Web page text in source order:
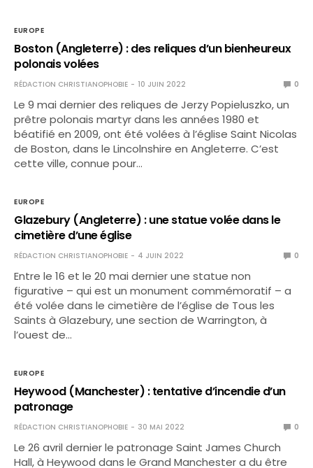
EUROPE
Boston (Angleterre) : des reliques d’un bienheureux
polonais volées
RÉDACTION CHRISTIANOPHOBIE 10 JUIN 2022 0
Le 9 mai dernier des reliques de Jerzy Popieluszko, un
prêtre polonais martyr dans les années 1980 et
béatifié en 2009, ont été volées à l’église Saint Nicolas
de Boston, dans le Lincolnshire en Angleterre. C’est
cette ville, connue pour…
EUROPE
Glazebury (Angleterre) : une statue volée dans le
cimetière d’une église
RÉDACTION CHRISTIANOPHOBIE 4 JUIN 2022 0
Entre le 16 et le 20 mai dernier une statue non
figurative – qui est un monument commémoratif – a
été volée dans le cimetière de l’église de Tous les
Saints à Glazebury, une section de Warrington, à
l’ouest de…
EUROPE
Heywood (Manchester) : tentative d’incendie d’un
patronage
RÉDACTION CHRISTIANOPHOBIE 30 MAI 2022 0
Le 26 avril dernier le patronage Saint James Church
Hall, à Heywood dans le Grand Manchester a du être